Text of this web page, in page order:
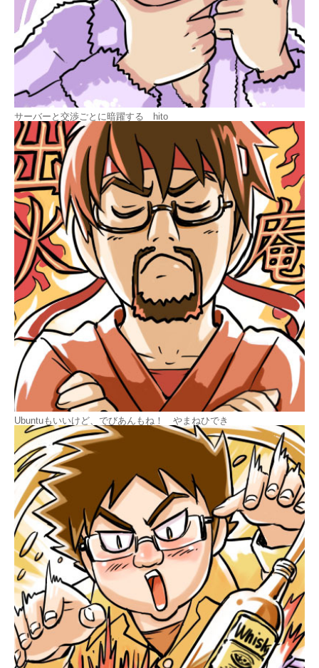
サーバーと交渉ごとに暗躍する hito
Ubuntuもいいけど、でびあんもね！ やまねひでき